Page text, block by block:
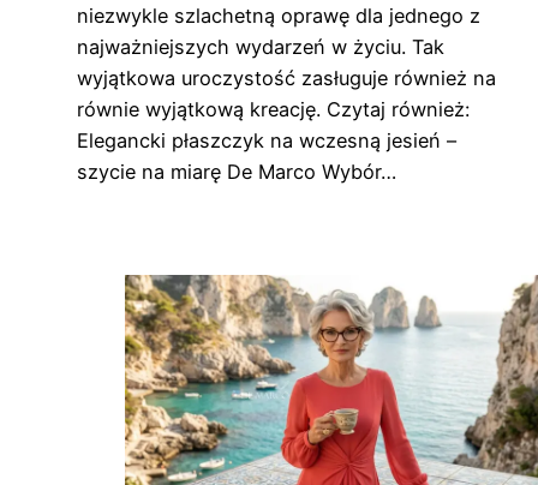
niezwykle szlachetną oprawę dla jednego z
najważniejszych wydarzeń w życiu. Tak
wyjątkowa uroczystość zasługuje również na
równie wyjątkową kreację. Czytaj również:
Elegancki płaszczyk na wczesną jesień –
szycie na miarę De Marco Wybór…